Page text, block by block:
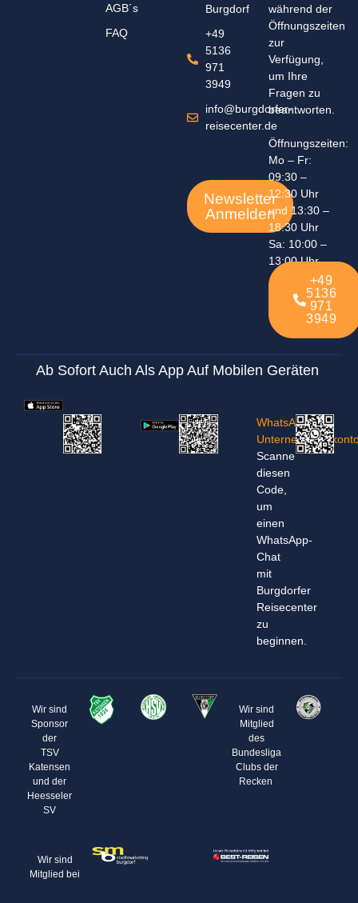
AGB´s
FAQ
Burgdorf
+49
5136
971
3949
info@burgdorfer-
reisecenter.de
Newsletter
Anmelden
während der
Öffnungszeiten
zur
Verfügung,
um Ihre
Fragen zu
beantworten.
Öffnungszeiten:
Mo – Fr:
09:30 –
12:30 Uhr
und 13:30 –
18:30 Uhr
Sa: 10:00 –
13:00 Uhr
+49
5136
971
3949
Ab Sofort Auch Als App Auf Mobilen Geräten
WhatsApp-
Scanne
diesen
Code,
um
einen
WhatsApp-
Chat
mit
Burgdorfer
Reisecenter
zu
beginnen.
Wir sind
Sponsor
der
TSV
Katensen
und der
Heesseler
SV
Wir sind
Mitglied
des
Bundesliga
Clubs der
Recken
Wir sind
Mitglied bei